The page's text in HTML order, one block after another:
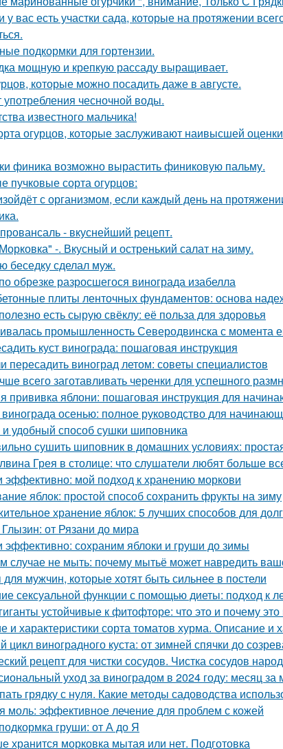
у вас есть участки сада, которые на протяжении
подкормки для гортензии.
мощную и крепкую рассаду выращивает.
которые можно посадить даже в августе.
употребления чесночной воды.
известного мальчика!
огурцов, которые заслуживают наивысшей
финика возможно вырастить финиковую пальму.
пучковые сорта огурцов:
с организмом, если каждый день на
- вкуснейший рецепт.
-. Вкусный и остренький салат на зиму.
беседку сделал муж.
обрезке разросшегося винограда изабелла
плиты ленточных фундаментов: основа
есть сырую свёклу: её польза для здоровья
промышленность Северодвинска с момента
куст винограда: пошаговая инструкция
пересадить виноград летом: советы специалистов
всего заготавливать черенки для успешного
прививка яблони: пошаговая инструкция для
осенью: полное руководство для
удобный способ сушки шиповника
сушить шиповник в домашних условиях:
Грея в столице: что слушатели любят больше
эффективно: мой подход к хранению моркови
яблок: простой способ сохранить фрукты на зиму
хранение яблок: 5 лучших способов для
от Рязани до мира
эффективно: сохраним яблоки и груши до зимы
случае не мыть: почему мытьё может навредить
мужчин, которые хотят быть сильнее в постели
сексуальной функции с помощью диеты: подход к
устойчивые к фитофторе: что это и почему
и характеристики сорта томатов хурма. Описание и
цикл виноградного куста: от зимней спячки до
рецепт для чистки сосудов. Чистка сосудов
уход за виноградом в 2024 году: месяц за
грядку с нуля. Какие методы садоводства
моль: эффективное лечение для проблем с кожей
груши: от А до Я
хранится морковка мытая или нет. Подготовка